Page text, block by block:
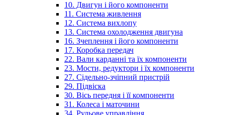
10. Двигун і його компоненти
11. Система живлення
12. Система вихлопу
13. Система охолодження двигуна
16. Зчеплення і його компоненти
17. Коробка передач
22. Вали карданні та їх компоненти
23. Мости, редуктори і їх компоненти
27. Сідельно-зчіпний пристрій
29. Підвіска
30. Вісь передня і її компоненти
31. Колеса і маточини